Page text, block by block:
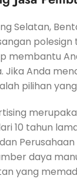
Selatan,
membantu
Jika Anda
pilihan
10 tahun
daya
yang